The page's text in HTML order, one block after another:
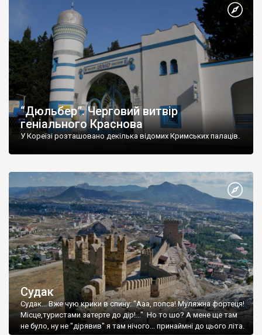
“Дюльбер”. Черговий витвір
геніального Краснова
У Кореїзі розташовано декілька відомих Кримських палаців.
Судак
Судак... Вже чую крики в спину: "Ааа, попса! Муляжна фортеця!
Місце,туристами затерте до дір!..." Но то шо? А мене ще там
не було, ну не "дірявив" я там нічого... принаймні до цього літа.